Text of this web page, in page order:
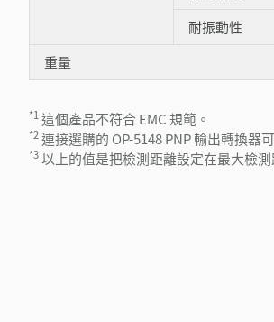
耐振動性
重量
*1這個產品不符合 EMC 規範。
*2連接選購的 OP-5148 PNP 輸出轉換器
*3以上的值是把檢測距離設定在最大檢